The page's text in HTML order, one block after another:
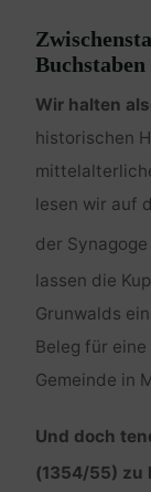
Wir halten
historischen
lesen wir auf
der
lassen die
Grunwalds
Beleg für
Gemeinde in
Und doch
(1354/55) zu